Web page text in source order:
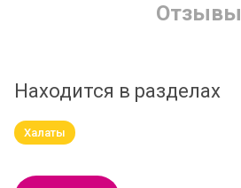
Отзывы
Находится в разделах
Халаты